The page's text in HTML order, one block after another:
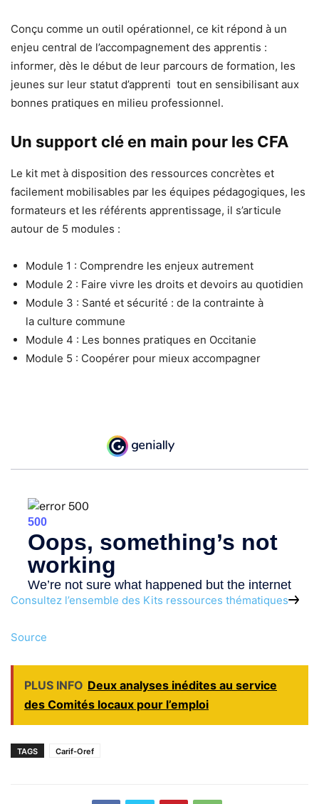
Conçu comme un outil opérationnel, ce kit répond à un
enjeu central de l’accompagnement des apprentis :
informer, dès le début de leur parcours de formation, les
jeunes sur leur statut d’apprenti tout en sensibilisant aux
bonnes pratiques en milieu professionnel.
Un support clé en main pour les CFA
Le kit met à disposition des ressources concrètes et
facilement mobilisables par les équipes pédagogiques, les
formateurs et les référents apprentissage, il s’articule
autour de 5 modules :
Module 1 : Comprendre les enjeux autrement
Module 2 : Faire vivre les droits et devoirs au quotidien
Module 3 : Santé et sécurité : de la contrainte à
la culture commune
Module 4 : Les bonnes pratiques en Occitanie
Module 5 : Coopérer pour mieux accompagner
Consultez l’ensemble des Kits ressources thématiques
Source
PLUS INFO Deux analyses inédites au service
des Comités locaux pour l’emploi
TAGS Carif-Oref